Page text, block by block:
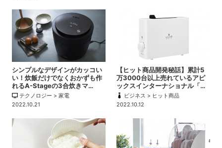
シンプルなデザインがカッコい
い！炊飯だけでなくおかずも作
れるA-Stageの3合炊きマ…
テクノロジー > 家電
2022.10.21
【ヒット商品開発秘話】累計5
万3000台以上売れているアピ
ックスインターナショナル「…
ビジネス > ヒット商品
2022.10.12